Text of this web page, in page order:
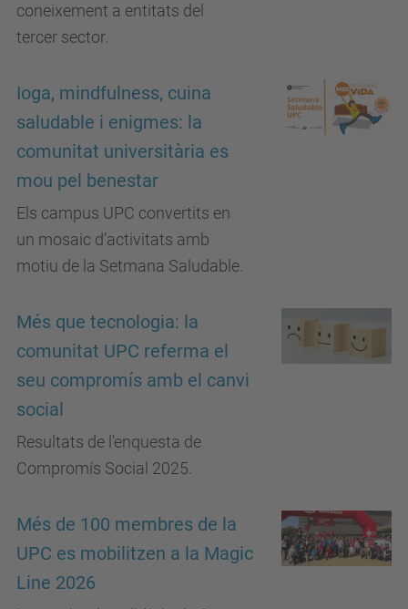
coneixement a entitats del
tercer sector.
Ioga, mindfulness, cuina
saludable i enigmes: la
comunitat universitària es
mou pel benestar
Els campus UPC convertits en
un mosaic d’activitats amb
motiu de la Setmana Saludable.
Més que tecnologia: la
comunitat UPC referma el
seu compromís amb el canvi
social
Resultats de l'enquesta de
Compromís Social 2025.
Més de 100 membres de la
UPC es mobilitzen a la Magic
Line 2026